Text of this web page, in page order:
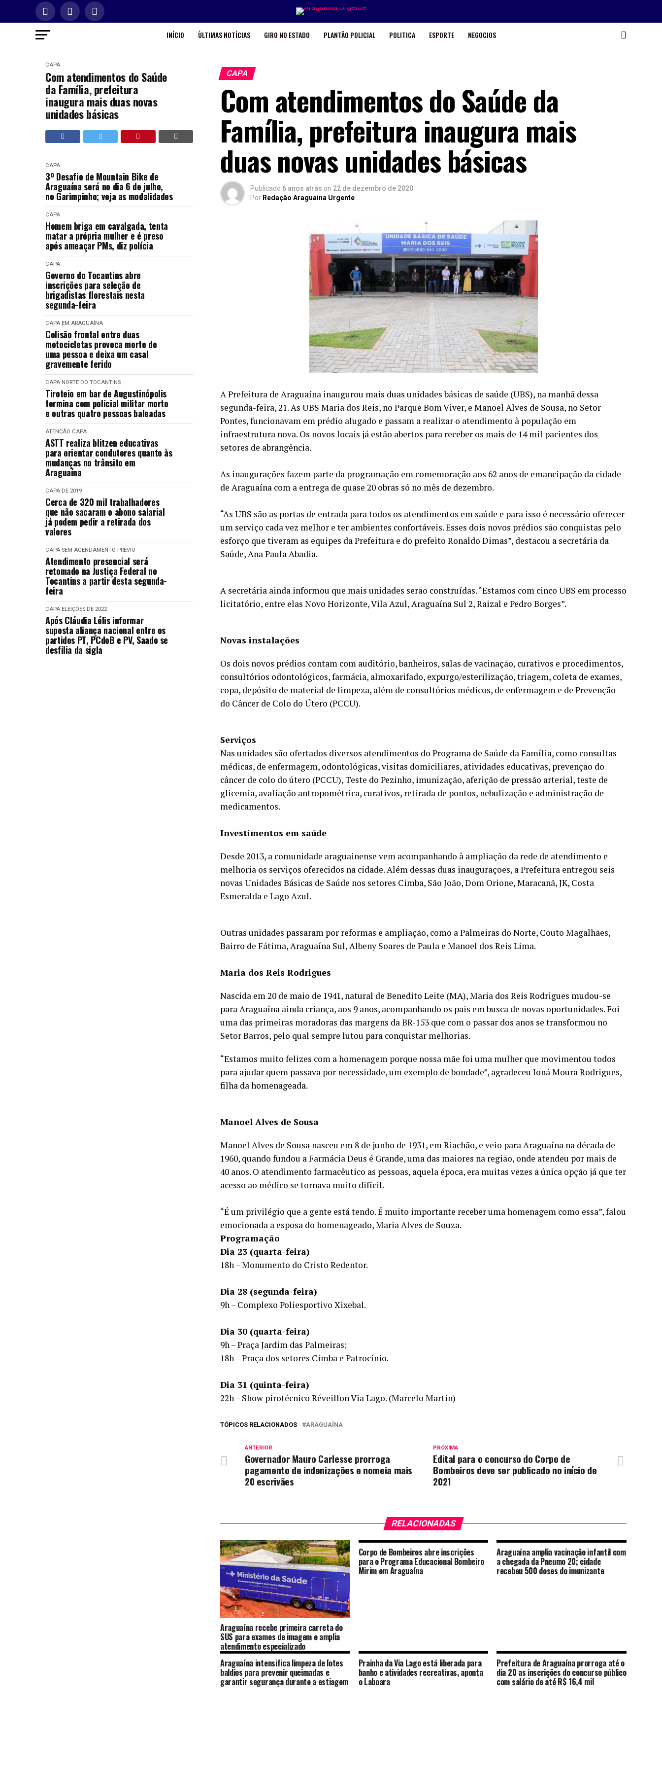
INÍCIO ÙLTIMAS NOTÍCIAS GIRO NO ESTADO PLANTÃO POLICIAL POLITICA ESPORTE NEGOCIOS
CAPA
Com atendimentos do Saúde
da Família, prefeitura
inaugura mais duas novas
unidades básicas
CAPA
3º Desafio de Mountain Bike de
Araguaína será no dia 6 de julho,
no Garimpinho; veja as modalidades
CAPA
Homem briga em cavalgada, tenta
matar a própria mulher e é preso
após ameaçar PMs, diz polícia
CAPA
Governo do Tocantins abre
inscrições para seleção de
brigadistas florestais nesta
segunda-feira
CAPA EM ARAGUAÍNA
Colisão frontal entre duas
motocicletas provoca morte de
uma pessoa e deixa um casal
gravemente ferido
CAPA NORTE DO TOCANTINS
Tiroteio em bar de Augustinópolis
termina com policial militar morto
e outras quatro pessoas baleadas
ATENÇÃO CAPA
ASTT realiza blitzen educativas
para orientar condutores quanto às
mudanças no trânsito em
Araguaína
CAPA DE 2019
Cerca de 320 mil trabalhadores
que não sacaram o abono salarial
já podem pedir a retirada dos
valores
CAPA SEM AGENDAMENTO PRÉVIO
Atendimento presencial será
retomado na Justiça Federal no
Tocantins a partir desta segunda-
feira
CAPA ELEIÇÕES DE 2022
Após Cláudia Lélis informar
suposta aliança nacional entre os
partidos PT, PCdoB e PV, Saado se
desfilia da sigla
CAPA
Com atendimentos do Saúde da
Família, prefeitura inaugura mais
duas novas unidades básicas
Publicado 6 anos atrás on 22 de dezembro de 2020
Por Redação Araguaina Urgente
A Prefeitura de Araguaína inaugurou mais duas unidades básicas de saúde (UBS), na manhã dessa
segunda-feira, 21. As UBS Maria dos Reis, no Parque Bom Viver, e Manoel Alves de Sousa, no Setor
Pontes, funcionavam em prédio alugado e passam a realizar o atendimento à população em
infraestrutura nova. Os novos locais já estão abertos para receber os mais de 14 mil pacientes dos
setores de abrangência.
As inaugurações fazem parte da programação em comemoração aos 62 anos de emancipação da cidade
de Araguaína com a entrega de quase 20 obras só no mês de dezembro.
“As UBS são as portas de entrada para todos os atendimentos em saúde e para isso é necessário oferecer
um serviço cada vez melhor e ter ambientes confortáveis. Esses dois novos prédios são conquistas pelo
esforço que tiveram as equipes da Prefeitura e do prefeito Ronaldo Dimas”, destacou a secretária da
Saúde, Ana Paula Abadia.
A secretária ainda informou que mais unidades serão construídas. “Estamos com cinco UBS em processo
licitatório, entre elas Novo Horizonte, Vila Azul, Araguaína Sul 2, Raizal e Pedro Borges”.
Novas instalações
Os dois novos prédios contam com auditório, banheiros, salas de vacinação, curativos e procedimentos,
consultórios odontológicos, farmácia, almoxarifado, expurgo/esterilização, triagem, coleta de exames,
copa, depósito de material de limpeza, além de consultórios médicos, de enfermagem e de Prevenção
do Câncer de Colo do Útero (PCCU).
Serviços
Nas unidades são ofertados diversos atendimentos do Programa de Saúde da Família, como consultas
médicas, de enfermagem, odontológicas, visitas domiciliares, atividades educativas, prevenção do
câncer de colo do útero (PCCU), Teste do Pezinho, imunização, aferição de pressão arterial, teste de
glicemia, avaliação antropométrica, curativos, retirada de pontos, nebulização e administração de
medicamentos.
Investimentos em saúde
Desde 2013, a comunidade araguainense vem acompanhando à ampliação da rede de atendimento e
melhoria os serviços oferecidos na cidade. Além dessas duas inaugurações, a Prefeitura entregou seis
novas Unidades Básicas de Saúde nos setores Cimba, São João, Dom Orione, Maracanã, JK, Costa
Esmeralda e Lago Azul.
Outras unidades passaram por reformas e ampliação, como a Palmeiras do Norte, Couto Magalhães,
Bairro de Fátima, Araguaína Sul, Albeny Soares de Paula e Manoel dos Reis Lima.
Maria dos Reis Rodrigues
Nascida em 20 de maio de 1941, natural de Benedito Leite (MA), Maria dos Reis Rodrigues mudou-se
para Araguaína ainda criança, aos 9 anos, acompanhando os pais em busca de novas oportunidades. Foi
uma das primeiras moradoras das margens da BR-153 que com o passar dos anos se transformou no
Setor Barros, pelo qual sempre lutou para conquistar melhorias.
“Estamos muito felizes com a homenagem porque nossa mãe foi uma mulher que movimentou todos
para ajudar quem passava por necessidade, um exemplo de bondade”, agradeceu Ioná Moura Rodrigues,
filha da homenageada.
Manoel Alves de Sousa
Manoel Alves de Sousa nasceu em 8 de junho de 1931, em Riachão, e veio para Araguaína na década de
1960, quando fundou a Farmácia Deus é Grande, uma das maiores na região, onde atendeu por mais de
40 anos. O atendimento farmacêutico as pessoas, aquela época, era muitas vezes a única opção já que ter
acesso ao médico se tornava muito difícil.
“É um privilégio que a gente está tendo. É muito importante receber uma homenagem como essa”, falou
emocionada a esposa do homenageado, Maria Alves de Souza.
Programação
Dia 23 (quarta-feira)
18h – Monumento do Cristo Redentor.
Dia 28 (segunda-feira)
9h – Complexo Poliesportivo Xixebal.
Dia 30 (quarta-feira)
9h – Praça Jardim das Palmeiras;
18h – Praça dos setores Cimba e Patrocínio.
Dia 31 (quinta-feira)
22h – Show pirotécnico Réveillon Via Lago. (Marcelo Martin)
TÓPICOS RELACIONADOS ARAGUAÍNA
PRÓXIMA
Edital para o concurso do Corpo de
Bombeiros deve ser publicado no início de
2021
ANTERIOR
Governador Mauro Carlesse prorroga
pagamento de indenizações e nomeia mais
20 escrivães
RELACIONADAS
Araguaína recebe primeira carreta do
SUS para exames de imagem e amplia
atendimento especializado
Corpo de Bombeiros abre inscrições
para o Programa Educacional Bombeiro
Mirim em Araguaína
Araguaína amplia vacinação infantil com
a chegada da Pneumo 20; cidade
recebeu 500 doses do imunizante
Araguaína intensifica limpeza de lotes
baldios para prevenir queimadas e
garantir segurança durante a estiagem
Prainha da Via Lago está liberada para
banho e atividades recreativas, aponta
o Laboara
Prefeitura de Araguaína prorroga até o
dia 20 as inscrições do concurso público
com salário de até R$ 16,4 mil